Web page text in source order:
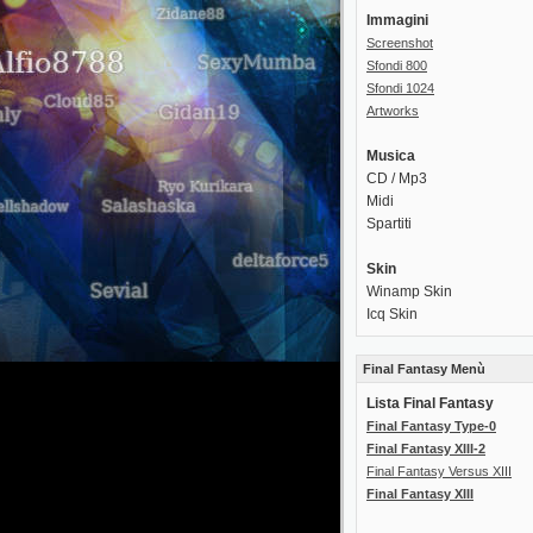
Immagini
Screenshot
Sfondi 800
Sfondi 1024
Artworks
Musica
CD / Mp3
Midi
Spartiti
Skin
Winamp Skin
Icq Skin
Final Fantasy Menù
Lista Final Fantasy
Final Fantasy Type-0
Final Fantasy XIII-2
Final Fantasy Versus XIII
Final Fantasy XIII